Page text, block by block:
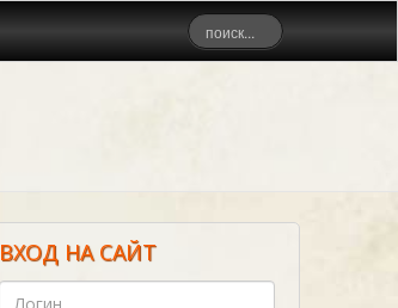
ВХОД НА САЙТ